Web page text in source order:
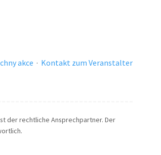
akce · Kontakt zum Veranstalter
der rechtliche Ansprechpartner. Der